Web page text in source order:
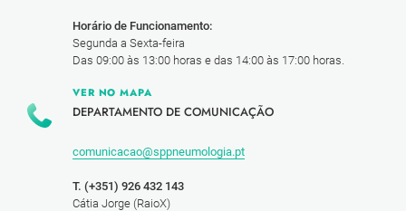
Horário de Funcionamento:
Segunda a Sexta-feira
Das 09:00 às 13:00 horas e das 14:00 às 17:00 horas.
VER NO MAPA
DEPARTAMENTO DE COMUNICAÇÃO
comunicacao@sppneumologia.pt
T. (+351) 926 432 143
Cátia Jorge (RaioX)